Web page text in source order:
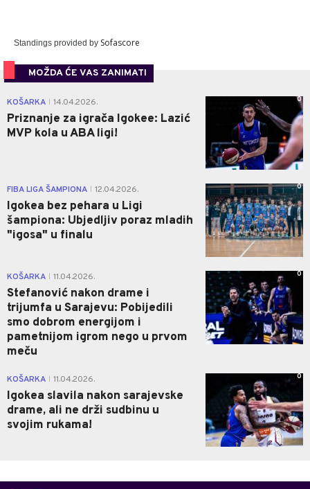
Standings provided by Sofascore
MOŽDA ĆE VAS ZANIMATI
KOŠARKA 14.04.2026.
Priznanje za igrača Igokee: Lazić
MVP kola u ABA ligi!
0
FIBA LIGA ŠAMPIONA 12.04.2026.
Igokea bez pehara u Ligi
šampiona: Ubjedljiv poraz mladih
"igosa" u finalu
0
KOŠARKA 11.04.2026.
Stefanović nakon drame i
trijumfa u Sarajevu: Pobijedili
smo dobrom energijom i
pametnijom igrom nego u prvom
meču
0
KOŠARKA 11.04.2026.
Igokea slavila nakon sarajevske
drame, ali ne drži sudbinu u
svojim rukama!
0